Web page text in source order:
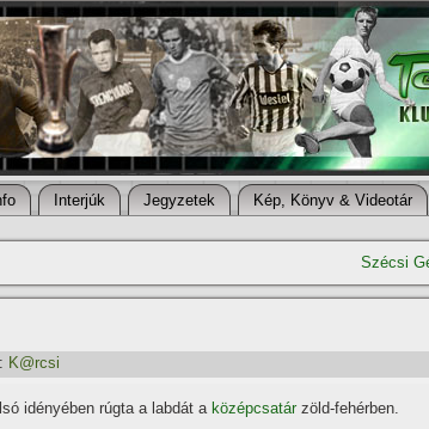
Interjúk Jegyzetek Kép, Könyv & Videotár
Szécsi
K@rcsi
idényében rúgta a labdát a középcsatár zöld-fehérben.